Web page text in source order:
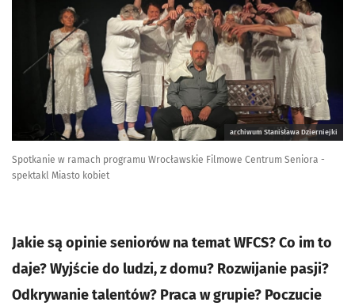
archiwum Stanisława Dzierniejki
Spotkanie w ramach programu Wrocławskie Filmowe Centrum Seniora -
spektakl Miasto kobiet
Jakie są opinie seniorów na temat WFCS? Co im to
daje? Wyjście do ludzi, z domu? Rozwijanie pasji?
Odkrywanie talentów? Praca w grupie? Poczucie